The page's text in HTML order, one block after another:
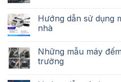
Hướng dẫn sử dụng
nhà
Những mẫu máy
trường